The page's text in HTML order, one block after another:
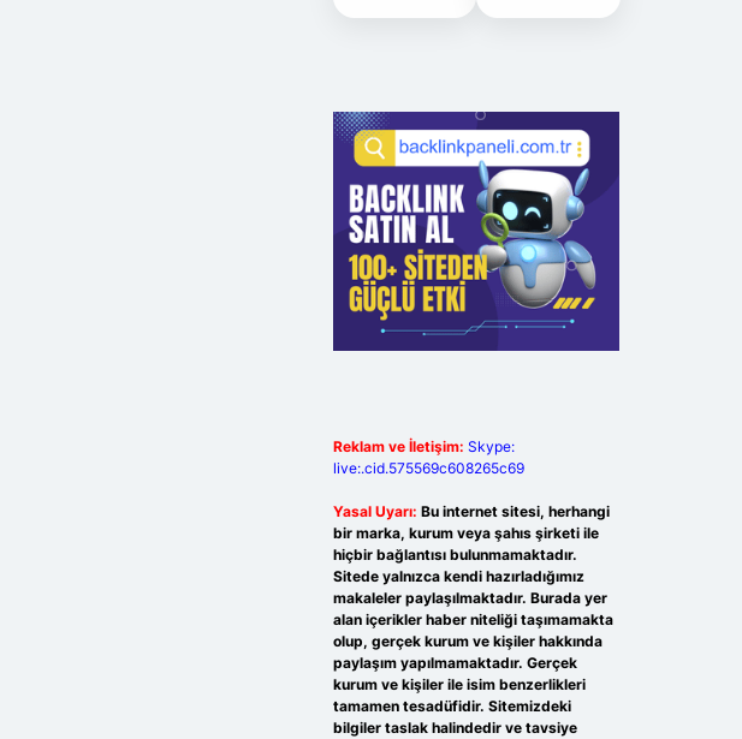
Reklam ve İletişim: Skype:
live:.cid.575569c608265c69
Yasal Uyarı: Bu internet sitesi, herhangi
bir marka, kurum veya şahıs şirketi ile
hiçbir bağlantısı bulunmamaktadır.
Sitede yalnızca kendi hazırladığımız
makaleler paylaşılmaktadır. Burada yer
alan içerikler haber niteliği taşımamakta
olup, gerçek kurum ve kişiler hakkında
paylaşım yapılmamaktadır. Gerçek
kurum ve kişiler ile isim benzerlikleri
tamamen tesadüfidir. Sitemizdeki
bilgiler taslak halindedir ve tavsiye